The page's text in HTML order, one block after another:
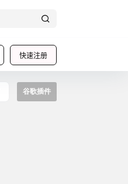
快速注册
谷歌插件